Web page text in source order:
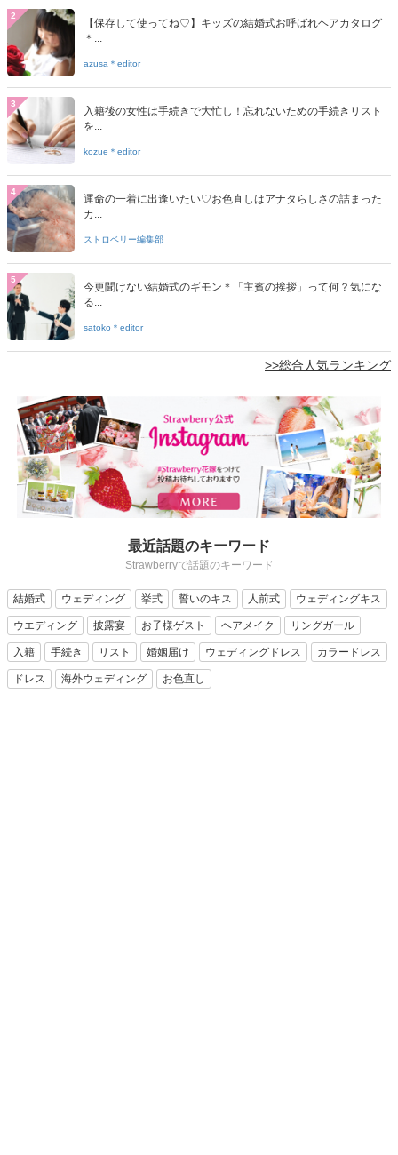
2
【保存して使ってね♡】キッズの結婚式お呼ばれヘアカタログ
＊...
azusa＊editor
3
入籍後の女性は手続きで大忙し！忘れないための手続きリスト
を...
kozue＊editor
4
運命の一着に出逢いたい♡お色直しはアナタらしさの詰まった
カ...
ストロベリー編集部
5
今更聞けない結婚式のギモン＊「主賓の挨拶」って何？気にな
る...
satoko＊editor
>>総合人気ランキング
最近話題のキーワード
Strawberryで話題のキーワード
結婚式 ウェディング 挙式 誓いのキス 人前式 ウェディングキス
ウエディング 披露宴 お子様ゲスト ヘアメイク リングガール
入籍 手続き リスト 婚姻届け ウェディングドレス カラードレス
ドレス 海外ウェディング お色直し